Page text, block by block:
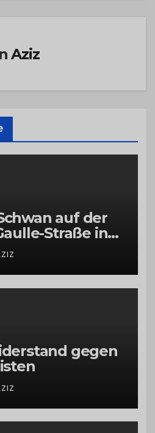
Aziz
auf der
Straße in
beeinflusst
gegen